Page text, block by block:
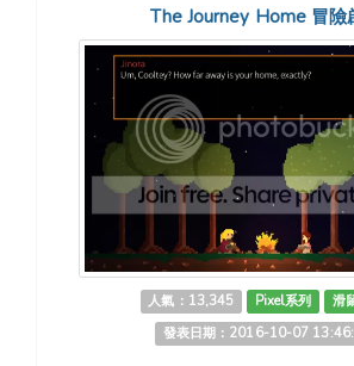
The Journey Home 冒險
人氣：13,345 Pixel系列
滑
發表日期：2016-10-07